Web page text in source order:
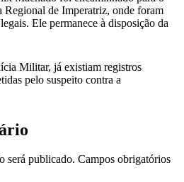
Regional de Imperatriz, onde foram
Ele permanece à disposição da
Militar, já existiam registros
pelo suspeito contra a
será publicado. Campos obrigatórios